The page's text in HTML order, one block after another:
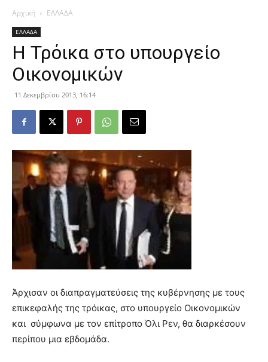
Αρχική ΕΛΛΑΔΑ
ΕΛΛΑΔΑ
Η Τρόικα στο υπουργείο
Οικονομικών
11 Δεκεμβρίου 2013, 16:14
Άρχισαν οι διαπραγματεύσεις της κυβέρνησης με τους
επικεφαλής της τρόικας, στο υπουργείο Οικονομικών
και σύμφωνα με τον επίτροπο Όλι Ρεν, θα διαρκέσουν
περίπου μια εβδομάδα.